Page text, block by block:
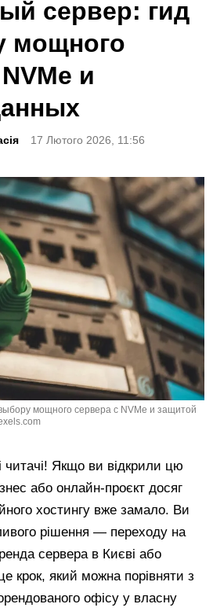
сервер: гид
мощного
и
17 Лютого 2026, 11:56
мощного сервера с NVMe и защитой
читачі! Якщо ви відкрили цю
або онлайн-проєкт досяг
хостингу вже замало. Ви
рішення — переходу на
сервера в Києві або
крок, який можна порівняти з
офісу у власну